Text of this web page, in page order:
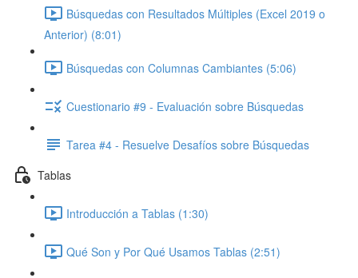
Búsquedas con Resultados Múltiples (Excel 2019 o
Anterior) (8:01)
Búsquedas con Columnas Cambiantes (5:06)
Cuestionario #9 - Evaluación sobre Búsquedas
Tarea #4 - Resuelve Desafíos sobre Búsquedas
Tablas
Introducción a Tablas (1:30)
Qué Son y Por Qué Usamos Tablas (2:51)